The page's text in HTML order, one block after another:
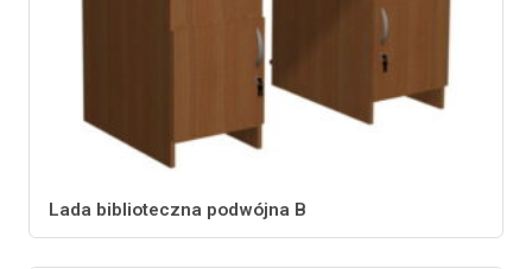
Lada biblioteczna podwójna B